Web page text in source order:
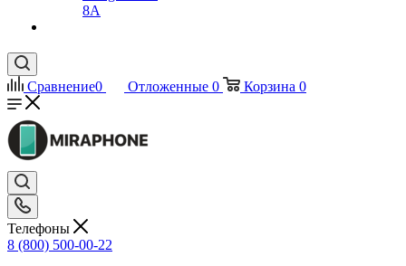
8A
Сравнение0 Отложенные 0 Корзина 0
Телефоны
8 (800) 500-00-22